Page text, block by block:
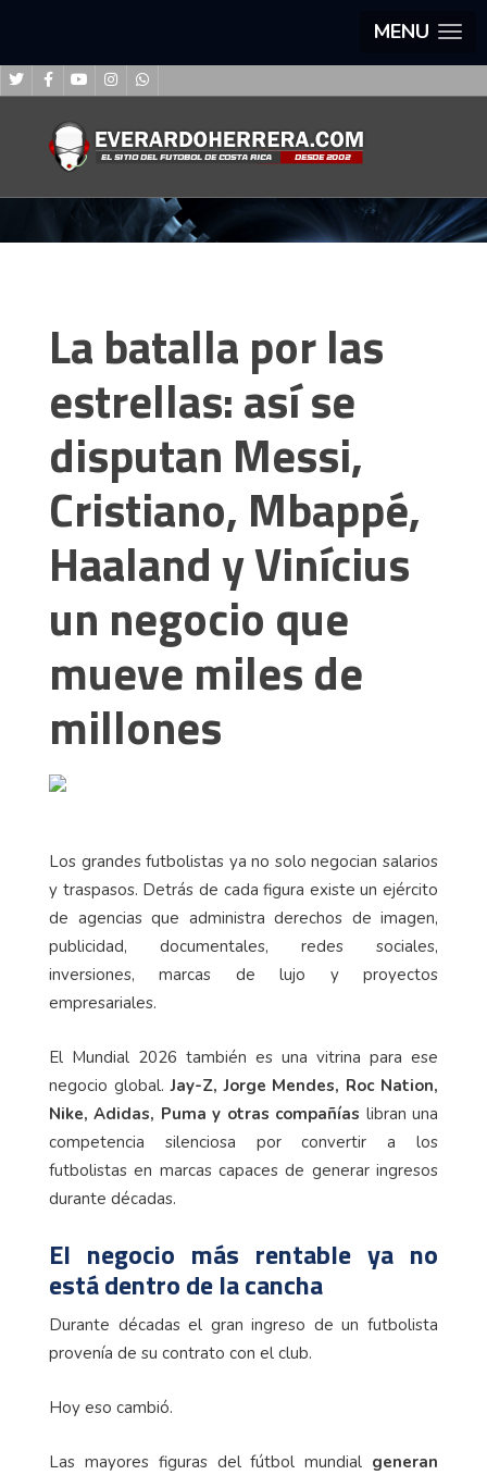
MENU
La batalla por las
estrellas: así se
disputan Messi,
Cristiano, Mbappé,
Haaland y Vinícius
un negocio que
mueve miles de
millones
Los grandes futbolistas ya no solo negocian salarios
y traspasos. Detrás de cada figura existe un ejército
de agencias que administra derechos de imagen,
publicidad, documentales, redes sociales,
inversiones, marcas de lujo y proyectos
empresariales.
El Mundial 2026 también es una vitrina para ese
negocio global. Jay-Z, Jorge Mendes, Roc Nation,
Nike, Adidas, Puma y otras compañías libran una
competencia silenciosa por convertir a los
futbolistas en marcas capaces de generar ingresos
durante décadas.
El negocio más rentable ya no
está dentro de la cancha
Durante décadas el gran ingreso de un futbolista
provenía de su contrato con el club.
Hoy eso cambió.
Las mayores figuras del fútbol mundial generan